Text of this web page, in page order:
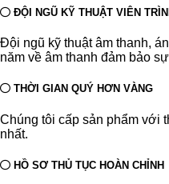
ĐỘI NGŨ KỸ THUẬT VIÊN
Đội ngũ kỹ thuật âm thanh,
năm về âm thanh đảm bảo
THỜI GIAN QUÝ HƠN VÀNG
Chúng tôi cấp sản phẩm với
nhất.
HỒ SƠ THỦ TỤC HOÀN CHỈNH